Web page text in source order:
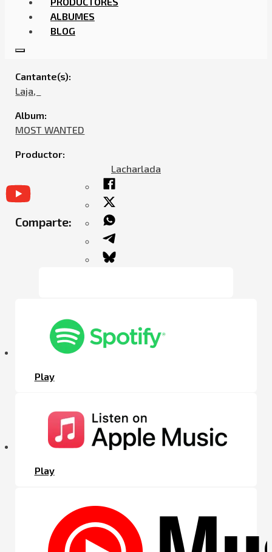
ALBUMES
BLOG
Cantante(s):
Laja,ㅤㅤ
Album:
MOST WANTED
Productor:
Lacharlada
Comparte:
Play
Play